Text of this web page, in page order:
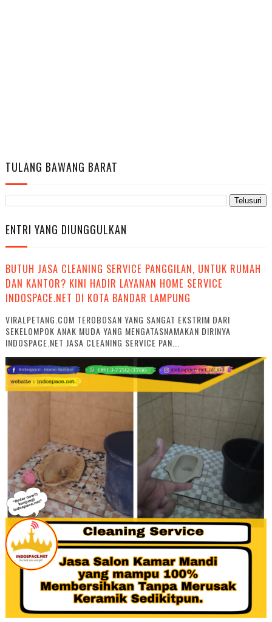
TULANG BAWANG BARAT
ENTRI YANG DIUNGGULKAN
BUTUH JASA CLEANING SERVICE PANGGILAN, UNTUK RUMAH
DAN KANTOR? KINI HADIR LAYANAN HOME SERVICE
INDOSPACE.NET DI KOTA BANDAR LAMPUNG
VIRALPETANG.COM TEROBOSAN YANG SANGAT EKSTRIM DARI
SEKELOMPOK ANAK MUDA YANG MENGATASNAMAKAN DIRINYA
INDOSPACE.NET JASA CLEANING SERVICE PAN...